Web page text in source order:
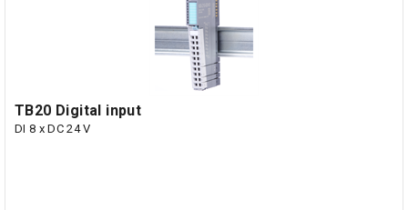
TB20 Digital input
DI 8 x DC 24 V